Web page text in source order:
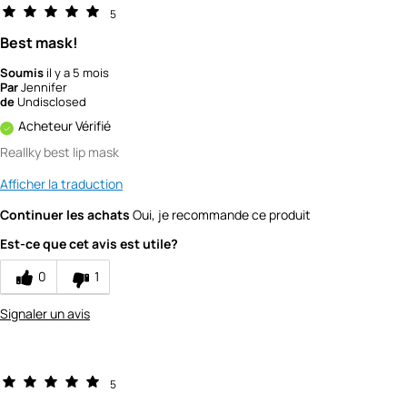
5
Best mask!
Soumis il y a 5 mois
ParJennifer
deUndisclosed
Acheteur Vérifié
Reallky best lip mask
Afficher la traduction
Continuer les achats Oui, je recommande ce produit
Est-ce que cet avis est utile?
0
1
Signaler un avis
5